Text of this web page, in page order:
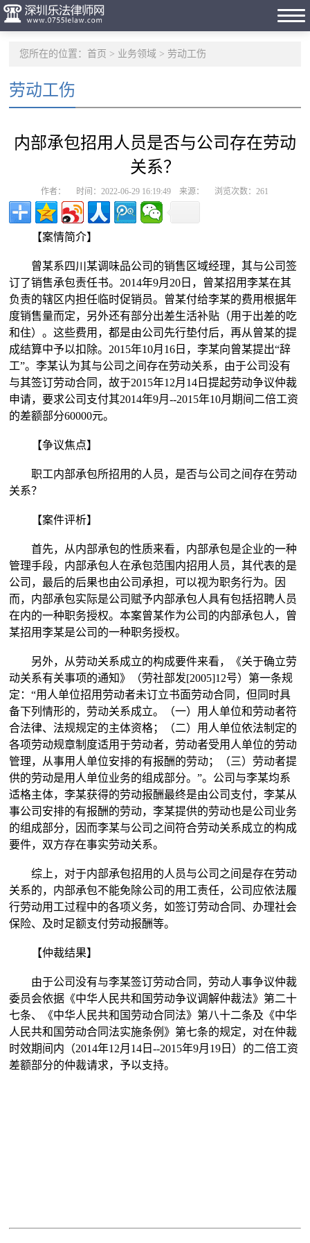
您所在的位置： 首页 > 业务领域 > 劳动工伤
劳动工伤
内部承包招用人员是否与公司存在劳动
关系？
作者： 时间：2022-06-29 16:19:49 来源： 浏览次数：261
【案情简介】
曾某系四川某调味品公司的销售区域经理，其与公司签
订了销售承包责任书。2014年9月20日，曾某招用李某在其
负责的辖区内担任临时促销员。曾某付给李某的费用根据年
度销售量而定，另外还有部分出差生活补贴（用于出差的吃
和住）。这些费用，都是由公司先行垫付后，再从曾某的提
成结算中予以扣除。2015年10月16日，李某向曾某提出“辞
工”。李某认为其与公司之间存在劳动关系，由于公司没有
与其签订劳动合同，故于2015年12月14日提起劳动争议仲裁
申请，要求公司支付其2014年9月--2015年10月期间二倍工资
的差额部分60000元。
【争议焦点】
职工内部承包所招用的人员，是否与公司之间存在劳动
关系？
【案件评析】
首先，从内部承包的性质来看，内部承包是企业的一种
管理手段，内部承包人在承包范围内招用人员，其代表的是
公司，最后的后果也由公司承担，可以视为职务行为。因
而，内部承包实际是公司赋予内部承包人具有包括招聘人员
在内的一种职务授权。本案曾某作为公司的内部承包人，曾
某招用李某是公司的一种职务授权。
另外，从劳动关系成立的构成要件来看，《关于确立劳
动关系有关事项的通知》（劳社部发[2005]12号）第一条规
定：“用人单位招用劳动者未订立书面劳动合同，但同时具
备下列情形的，劳动关系成立。（一）用人单位和劳动者符
合法律、法规规定的主体资格；（二）用人单位依法制定的
各项劳动规章制度适用于劳动者，劳动者受用人单位的劳动
管理，从事用人单位安排的有报酬的劳动；（三）劳动者提
供的劳动是用人单位业务的组成部分。”。公司与李某均系
适格主体，李某获得的劳动报酬最终是由公司支付，李某从
事公司安排的有报酬的劳动，李某提供的劳动也是公司业务
的组成部分，因而李某与公司之间符合劳动关系成立的构成
要件，双方存在事实劳动关系。
综上，对于内部承包招用的人员与公司之间是存在劳动
关系的，内部承包不能免除公司的用工责任，公司应依法履
行劳动用工过程中的各项义务，如签订劳动合同、办理社会
保险、及时足额支付劳动报酬等。
【仲裁结果】
由于公司没有与李某签订劳动合同，劳动人事争议仲裁
委员会依据《中华人民共和国劳动争议调解仲裁法》第二十
七条、《中华人民共和国劳动合同法》第八十二条及《中华
人民共和国劳动合同法实施条例》第七条的规定，对在仲裁
时效期间内（2014年12月14日--2015年9月19日）的二倍工资
差额部分的仲裁请求，予以支持。